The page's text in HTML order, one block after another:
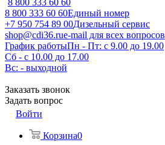
8 800 333 60 60
8 800 333 60 60Единый номер
+7 950 754 89 00Дизельный сервис
shop@cdi36.rue-mail для всех вопросов
График работыПн - Пт: с 9.00 до 19.00
Сб - с 10.00 до 17.00
Вс: - выходной
Заказать звонок
Задать вопрос
Войти
Корзина0